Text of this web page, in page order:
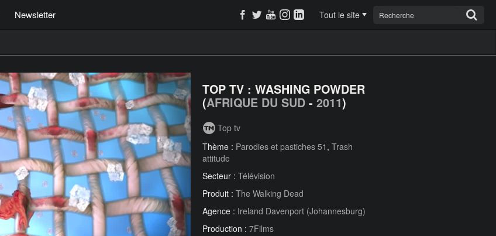
Newsletter Tout le site
TOP TV : WASHING POWDER
(AFRIQUE DU SUD - 2011)
Top tv
Thème : Parodies et pastiches 51 , Trash
attitude
Secteur : Télévision
Produit : The Walking Dead
Agence : Ireland Davenport (Johannesburg)
Production : 7Films